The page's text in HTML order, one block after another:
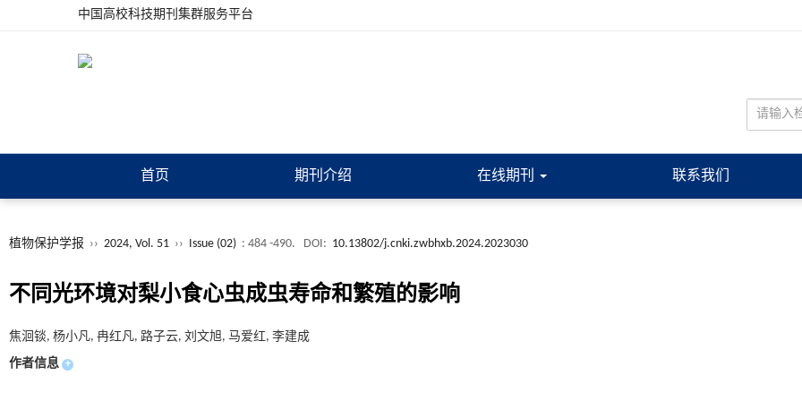
中国高校科技期刊集群服务平台
首页 期刊介绍 在线期刊 联系我们
植物保护学报 ›› 2024, Vol. 51 ›› Issue (02) : 484 -490. DOI: 10.13802/j.cnki.zwbhxb.2024.2023030
不同光环境对梨小食心虫成虫寿命和繁殖的影响
焦洄锬, 杨小凡, 冉红凡, 路子云, 刘文旭, 马爱红, 李建成
作者信息 +